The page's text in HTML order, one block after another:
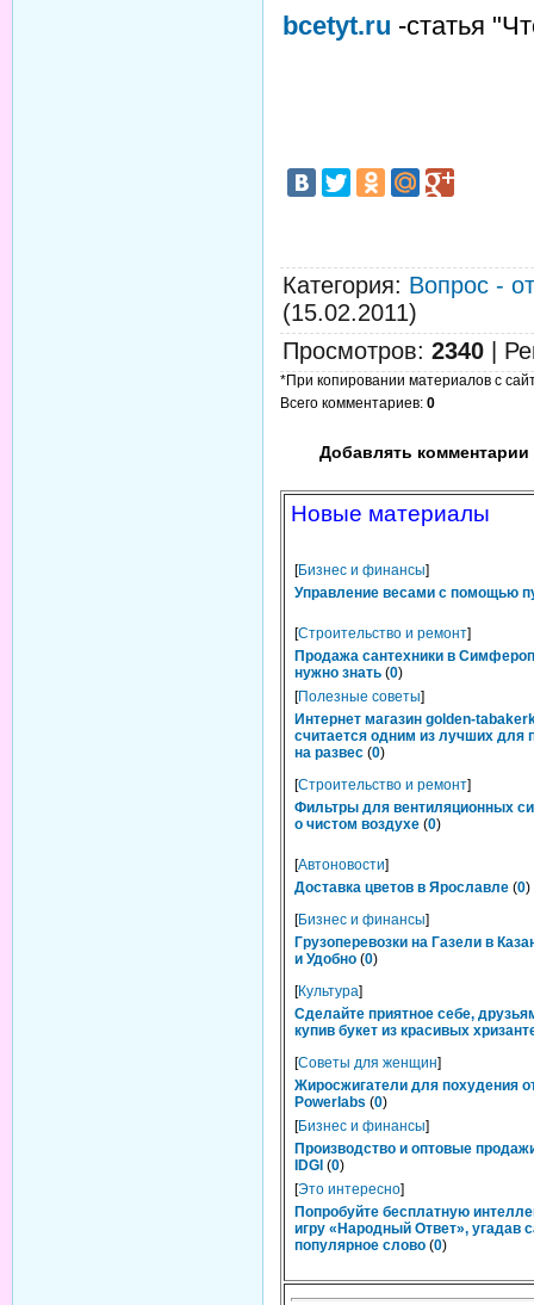
bcetyt.ru -статья
Категория: Вопрос -
(15.02.2011)
Просмотров: 2340
*При копировании материалов с
Всего комментариев: 0
Добавлять комментарии
Новые материалы
[Бизнес и финансы]
Управление весами с помощью
[Строительство и ремонт]
Продажа сантехники в
нужно знать (0)
[Полезные советы]
Интернет магазин golden-
считается одним из лучших для
на развес (0)
[Строительство и ремонт]
Фильтры для вентиляционных
о чистом воздухе (0)
[Автоновости]
Доставка цветов в Ярославле (0)
[Бизнес и финансы]
Грузоперевозки на Газели в
и Удобно (0)
[Культура]
Сделайте приятное себе,
купив букет из красивых
[Советы для женщин]
Жиросжигатели для похудения
Powerlabs (0)
[Бизнес и финансы]
Производство и оптовые
IDGI (0)
[Это интересно]
Попробуйте бесплатную
игру «Народный Ответ», угадав
популярное слово (0)